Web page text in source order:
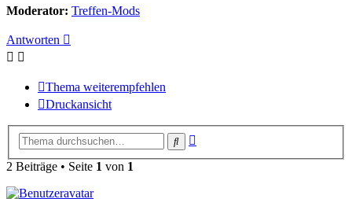
Moderator: Treffen-Mods
Antworten
Thema weiterempfehlen
Druckansicht
Suche
2 Beiträge • Seite 1 von 1